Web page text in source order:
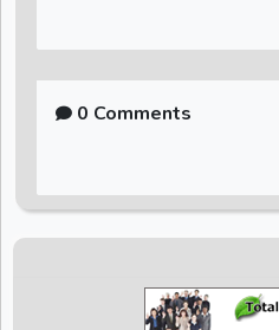
0 Comments